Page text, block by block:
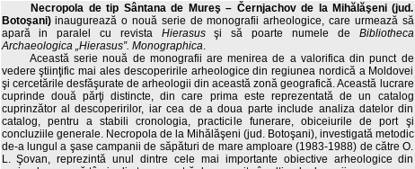
Necropola de tip Sântana de Mureş – Černjachov de la Mihălăşeni (jud.
Botoşani)inaugurează o nouă serie de monografii arheologice, care urmează să
apară in paralel cu revista Hierasusşi să poarte numele de Bibliotheca
Archaeologica „Hierasus”. Monographica.
Această serie nouă de monografii are menirea de a valorifica din punct de
vedere ştiinţific mai ales descoperirile arheologice din regiunea nordică a Moldovei
şi cercetările desfăşurate de arheologii din această zonă geografică. Această lucrare
cuprinde două părţi distincte, din care prima este reprezentată de un catalog
cuprinzător al descoperirilor, iar cea de a doua parte include analiza datelor din
catalog, pentru a stabili cronologia, practicile funerare, obiceiurile de port şi
concluziile generale. Necropola de la Mihălăşeni (jud. Botoşani), investigată metodic
de-a lungul a şase campanii de săpături de mare amploare (1983-1988) de către O.
L. Şovan, reprezintă unul dintre cele mai importante obiective arheologice din